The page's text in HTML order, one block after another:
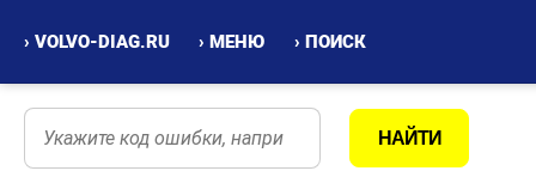
› VOLVO-DIAG.RU › МЕНЮ › ПОИСК